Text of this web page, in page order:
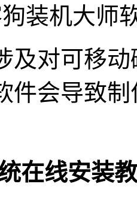
机大师
对可移动
件会导致
线安装